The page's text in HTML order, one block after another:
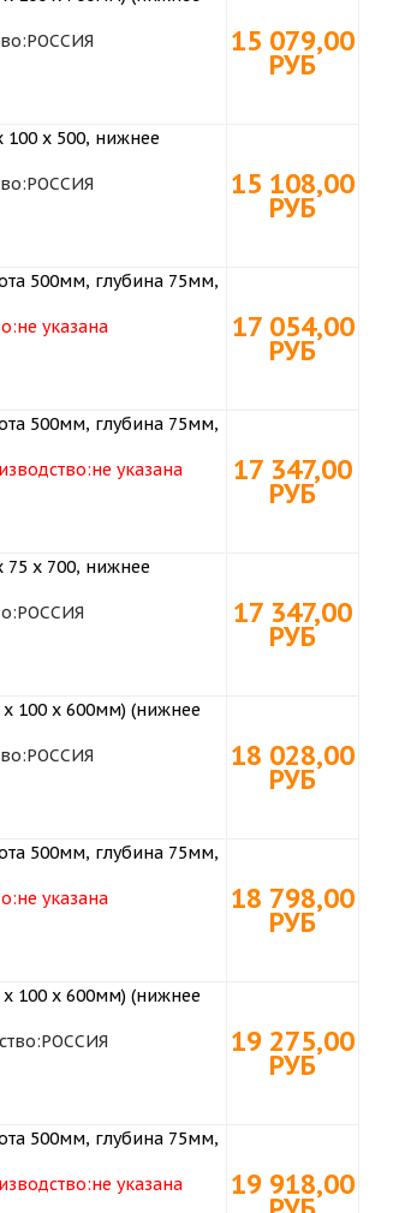
РОССИЯ
15 079,00
РУБ
100 х 500, нижнее
РОССИЯ
15 108,00
РУБ
500мм, глубина 75мм,
не указана
17 054,00
РУБ
500мм, глубина 75мм,
не указана
17 347,00
РУБ
75 х 700, нижнее
РОССИЯ
17 347,00
РУБ
100 х 600мм) (нижнее
РОССИЯ
18 028,00
РУБ
500мм, глубина 75мм,
не указана
18 798,00
РУБ
100 х 600мм) (нижнее
РОССИЯ
19 275,00
РУБ
500мм, глубина 75мм,
не указана
19 918,00